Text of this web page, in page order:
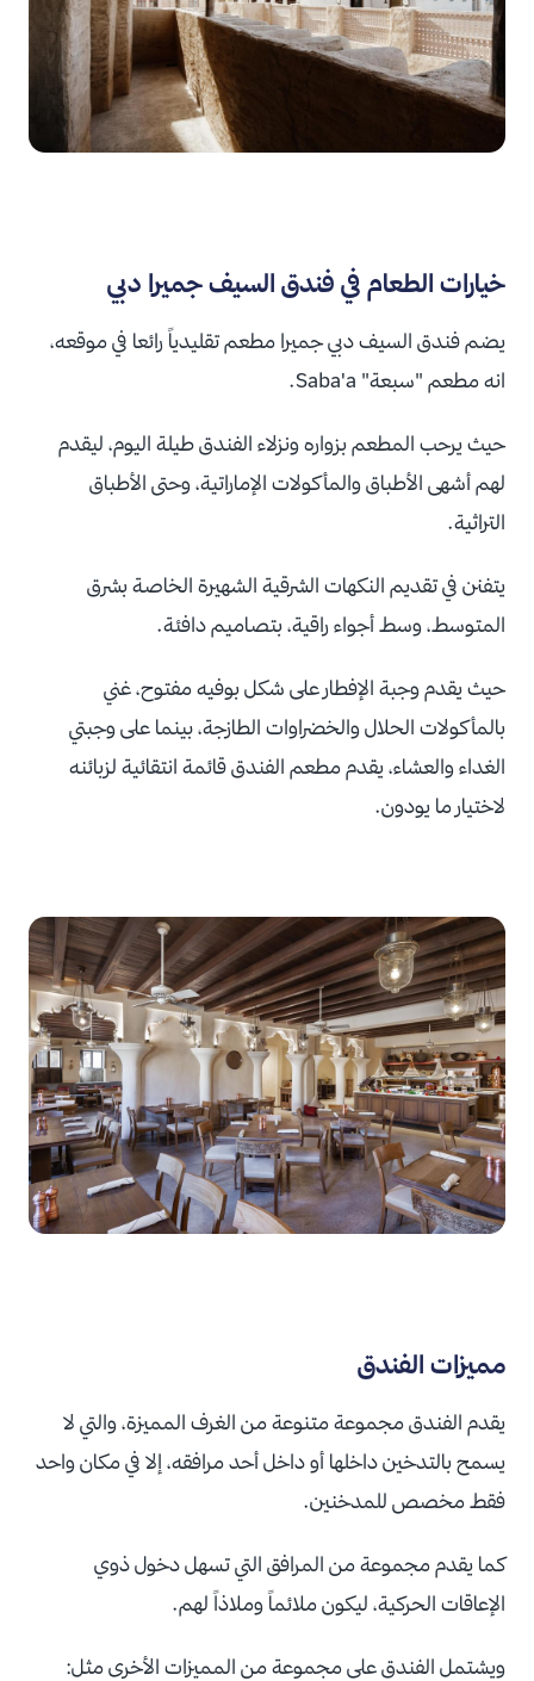
خيارات الطعام في فندق السيف جميرا دبي
يضم فندق السيف دبي جميرا مطعم تقليدياً رائعا في موقعه،
انه مطعم "سبعة" Saba'a.
حيث يرحب المطعم بزواره ونزلاء الفندق طيلة اليوم، ليقدم
لهم أشهى الأطباق والمأكولات الإماراتية، وحتى الأطباق
التراثية.
يتفنن في تقديم النكهات الشرقية الشهيرة الخاصة بشرق
المتوسط، وسط أجواء راقية، بتصاميم دافئة.
حيث يقدم وجبة الإفطار على شكل بوفيه مفتوح، غني
بالمأكولات الحلال والخضراوات الطازجة، بينما على وجبتي
الغداء والعشاء، يقدم مطعم الفندق قائمة انتقائية لزبائنه
لاختيار ما يودون.
مميزات الفندق
يقدم الفندق مجموعة متنوعة من الغرف المميزة، والتي لا
يسمح بالتدخين داخلها أو داخل أحد مرافقه، إلا في مكان واحد
فقط مخصص للمدخنين.
كما يقدم مجموعة من المرافق التي تسهل دخول ذوي
الإعاقات الحركية، ليكون ملائماً وملاذاً لهم.
ويشتمل الفندق على مجموعة من المميزات الأخرى مثل: